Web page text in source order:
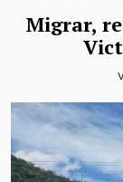
Migrar,